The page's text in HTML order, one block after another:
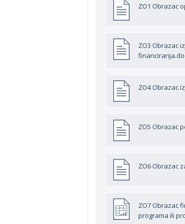
ZO1 Obrazac
ZO3 Obrazac
ZO4 Obrazac
ZO5 Obrazac
ZO6 Obrazac
ZO7 Obrazac
programa ili